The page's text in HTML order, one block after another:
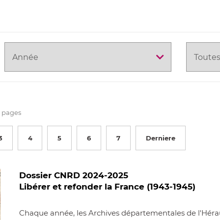
pages
4 5 6 7 Derniere
Dossier CNRD 2024-2025
Libérer et refonder la France (1943-1945)
Chaque année, les Archives départementales de